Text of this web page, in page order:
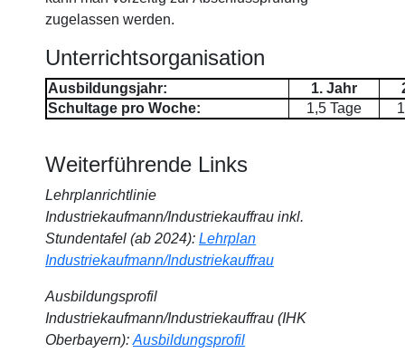
zugelassen werden.
Unterrichtsorganisation
Ausbildungsjahr: 1. Jahr
Schultage pro Woche:
1,5 Tage
Weiterführende Links
Lehrplanrichtlinie
Industriekaufmann/Industriekauffrau inkl.
Stundentafel (ab 2024): Lehrplan
Industriekaufmann/Industriekauffrau
Ausbildungsprofil
Industriekaufmann/Industriekauffrau (IHK
Oberbayern):Ausbildungsprofil